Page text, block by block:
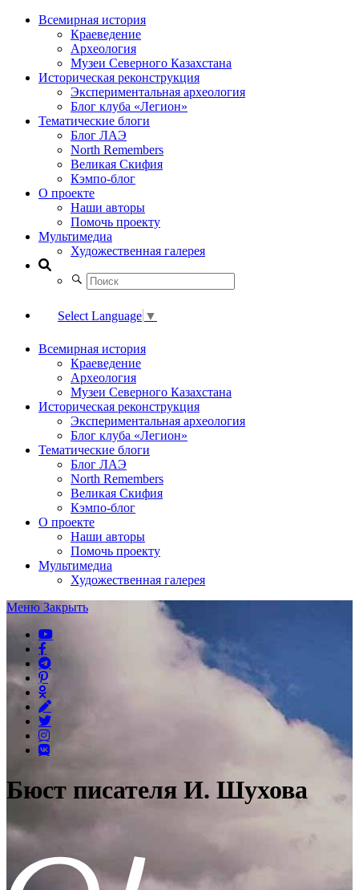
Всемирная история
Краеведение
Археология
Музеи Северного Казахстана
Историческая реконструкция
Экспериментальная археология
Блог клуба «Легион»
Тематические блоги
Блог ЛАЭ
North Remembers
Великая Скифия
Кэмпо-блог
О проекте
Наши авторы
Помочь проекту
Мультимедиа
Художественная галерея
Select Language ▼
Всемирная история
Краеведение
Археология
Музеи Северного Казахстана
Историческая реконструкция
Экспериментальная археология
Блог клуба «Легион»
Тематические блоги
Блог ЛАЭ
North Remembers
Великая Скифия
Кэмпо-блог
О проекте
Наши авторы
Помочь проекту
Мультимедиа
Художественная галерея
Меню Закрыть
Бюст писателя И. Шухова